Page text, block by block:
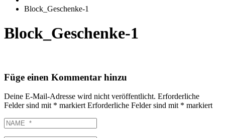
Block_Geschenke-1
Block_Geschenke-1
Füge einen Kommentar hinzu
Deine E-Mail-Adresse wird nicht veröffentlicht. Erforderliche
Felder sind mit * markiert Erforderliche Felder sind mit * markiert